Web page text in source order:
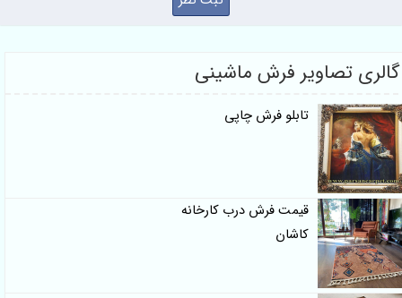
گالری تصاویر فرش ماشینی
تابلو فرش چاپی
قیمت فرش درب کارخانه
کاشان